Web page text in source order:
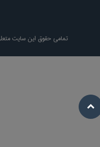
تمامی حقوق این سایت